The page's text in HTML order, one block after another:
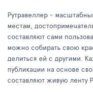
Рутравеллер -
местам,
составляют сами
можно собирать свою
делиться ей с другими.
публикации на основе
составляют живую ленту